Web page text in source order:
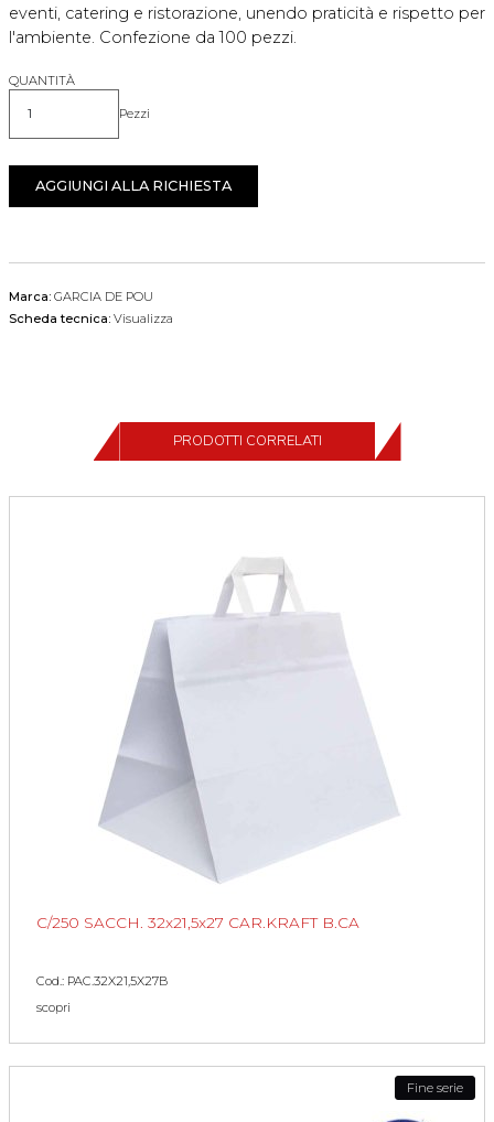
eventi, catering e ristorazione, unendo praticità e rispetto per
l'ambiente. Confezione da 100 pezzi.
QUANTITÀ
Quantità Pezzi
AGGIUNGI ALLA RICHIESTA
Marca: GARCIA DE POU
Scheda tecnica: Visualizza
PRODOTTI CORRELATI
C/250 SACCH. 32x21,5x27 CAR.KRAFT B.CA
Cod.: PAC.32X21,5X27B
scopri
Fine serie